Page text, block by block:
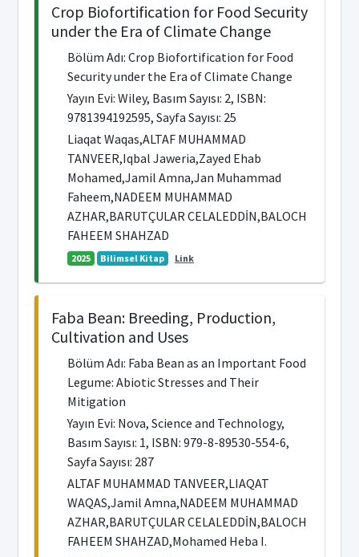
Crop Biofortification for Food Security
under the Era of Climate Change
Bölüm Adı: Crop Biofortification for Food
Security under the Era of Climate Change
Yayın Evi: Wiley, Basım Sayısı: 2, ISBN:
9781394192595, Sayfa Sayısı: 25
Liaqat Waqas,ALTAF MUHAMMAD
TANVEER,Iqbal Jaweria,Zayed Ehab
Mohamed,Jamil Amna,Jan Muhammad
Faheem,NADEEM MUHAMMAD
AZHAR,BARUTÇULAR CELALEDDİN,BALOCH
FAHEEM SHAHZAD
2025 Bilimsel Kitap Link
Faba Bean: Breeding, Production,
Cultivation and Uses
Bölüm Adı: Faba Bean as an Important Food
Legume: Abiotic Stresses and Their
Mitigation
Yayın Evi: Nova, Science and Technology,
Basım Sayısı: 1, ISBN: 979-8-89530-554-6,
Sayfa Sayısı: 287
ALTAF MUHAMMAD TANVEER,LIAQAT
WAQAS,Jamil Amna,NADEEM MUHAMMAD
AZHAR,BARUTÇULAR CELALEDDİN,BALOCH
FAHEEM SHAHZAD,Mohamed Heba I.